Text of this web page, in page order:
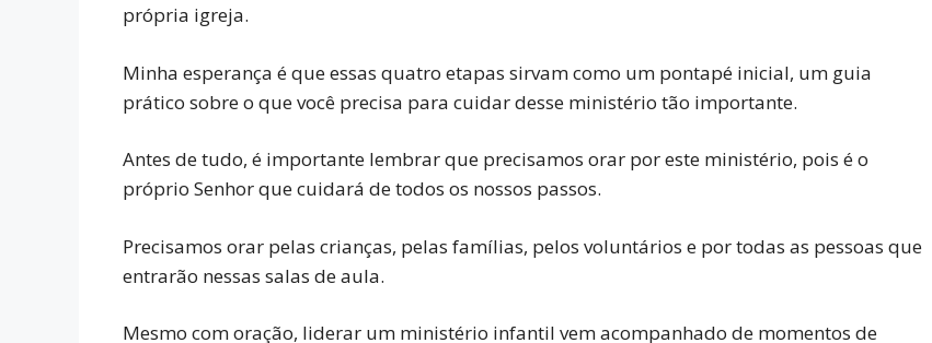
própria igreja.
Minha esperança é que essas quatro etapas sirvam como um pontapé inicial, um guia
prático sobre o que você precisa para cuidar desse ministério tão importante.
Antes de tudo, é importante lembrar que precisamos orar por este ministério, pois é o
próprio Senhor que cuidará de todos os nossos passos.
Precisamos orar pelas crianças, pelas famílias, pelos voluntários e por todas as pessoas que
entrarão nessas salas de aula.
Mesmo com oração, liderar um ministério infantil vem acompanhado de momentos de